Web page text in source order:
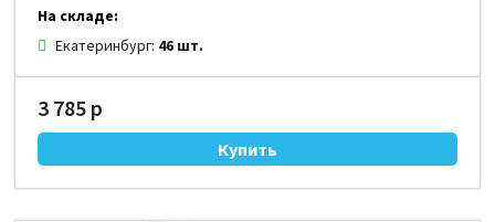
На складе:
Екатеринбург: 46 шт.
3 785 р